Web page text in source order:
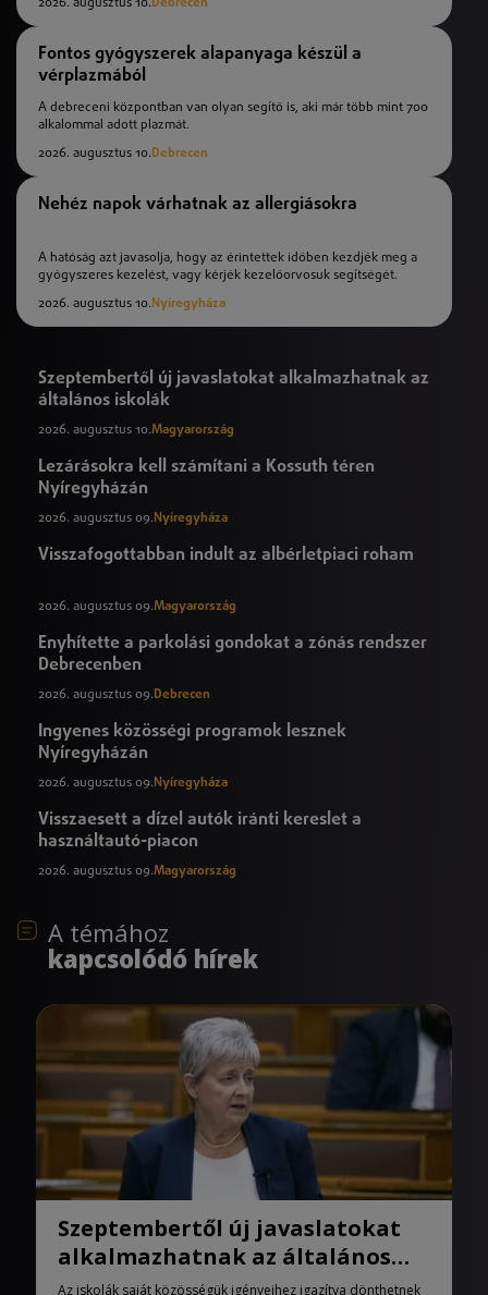
2026. augusztus 10.Debrecen
Fontos gyógyszerek alapanyaga készül a
vérplazmából
A debreceni központban van olyan segítő is, aki már több mint 700
alkalommal adott plazmát.
2026. augusztus 10.Debrecen
Nehéz napok várhatnak az allergiásokra
A hatóság azt javasolja, hogy az érintettek időben kezdjék meg a
gyógyszeres kezelést, vagy kérjék kezelőorvosuk segítségét.
2026. augusztus 10. Nyíregyháza
Szeptembertől új javaslatokat alkalmazhatnak az
általános iskolák
2026. augusztus 10.Magyarország
Lezárásokra kell számítani a Kossuth téren
Nyíregyházán
2026. augusztus 09. Nyíregyháza
Visszafogottabban indult az albérletpiaci roham
2026. augusztus 09.Magyarország
Enyhítette a parkolási gondokat a zónás rendszer
Debrecenben
2026. augusztus 09.Debrecen
Ingyenes közösségi programok lesznek
Nyíregyházán
2026. augusztus 09. Nyíregyháza
Visszaesett a dízel autók iránti kereslet a
használtautó-piacon
2026. augusztus 09.Magyarország
A témához
kapcsolódó hírek
Szeptembertől új javaslatokat
alkalmazhatnak az általános
iskolák
Az iskolák saját közösségük igényeihez igazítva dönthetnek